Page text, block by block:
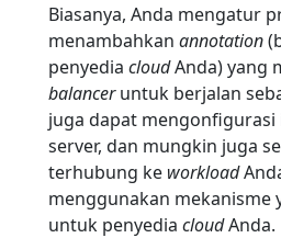
Biasanya, Anda mengatur
menambahkan annotation
penyedia cloudAnda) yang
balanceruntuk berjalan
juga dapat mengonfigurasi
server, dan mungkin juga
terhubung ke workload
menggunakan mekanisme
untuk penyedia cloudAnda.